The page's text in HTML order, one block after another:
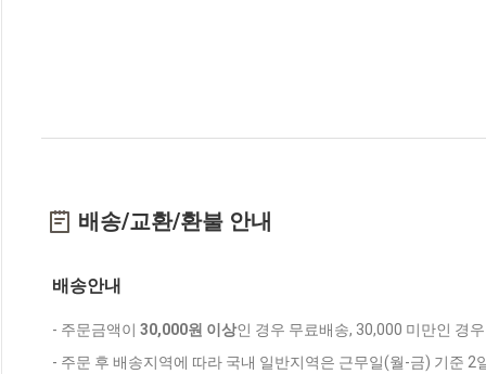
배송/교환/환불 안내
배송안내
- 주문금액이 30,000원 이상인 경우 무료배송, 30,000 미만인 경
- 주문 후 배송지역에 따라 국내 일반지역은 근무일(월-금) 기준